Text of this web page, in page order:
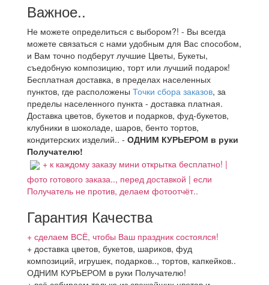
Важное..
Не можете определиться с выбором?! - Вы всегда
можете связаться с нами удобным для Вас способом,
и Вам точно подберут лучшие Цветы, Букеты,
съедобную композицию, торт или лучший подарок!
Бесплатная доставка, в пределах населенных
пунктов, где расположены Точки сбора заказов, за
пределы населенного пункта - доставка платная.
Доставка цветов, букетов и подарков, фуд-букетов,
клубники в шоколаде, шаров, бенто тортов,
кондитерских изделий.. - ОДНИМ КУРЬЕРОМ в руки
Получателю!
+ к каждому заказу мини открытка бесплатно! |
фото готового заказа.., перед доставкой | если
Получатель не против, делаем фотоотчёт..
Гарантия Качества
+ сделаем ВСЁ, чтобы Ваш праздник состоялся!
+ доставка цветов, букетов, шариков, фуд
композиций, игрушек, подарков.., тортов, капкейков..
ОДНИМ КУРЬЕРОМ в руки Получателю!